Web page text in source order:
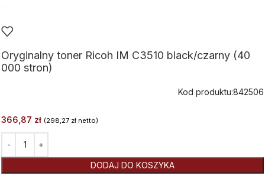
Oryginalny toner Ricoh IM C3510 black/czarny (40
000 stron)
Kod produktu:842506
366,87 zł (298,27 zł netto)
DODAJ DO KOSZYKA